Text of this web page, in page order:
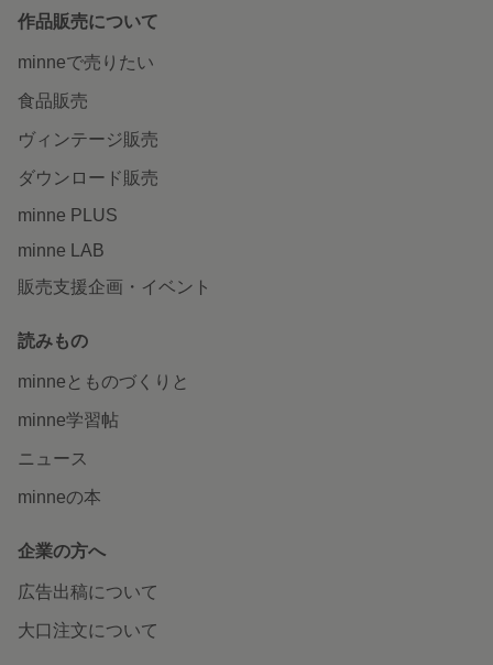
作品販売について
minneで売りたい
食品販売
ヴィンテージ販売
ダウンロード販売
minne PLUS
minne LAB
販売支援企画・イベント
読みもの
minneとものづくりと
minne学習帖
ニュース
minneの本
企業の方へ
広告出稿について
大口注文について